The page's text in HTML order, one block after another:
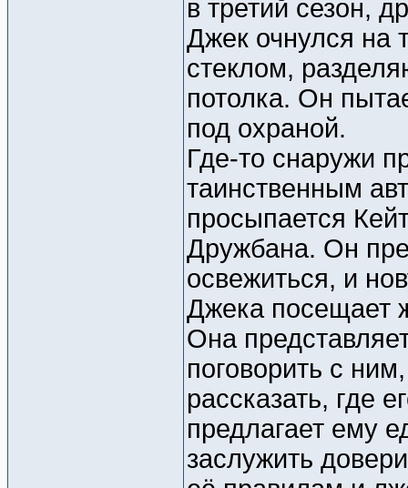
в третий сезон,
Джек очнулся на
стеклом,
потолка. Он
под охраной.
Где-то снаружи
таинственным
просыпается
Дружбана. Он
освежиться, и
Джека посещает
Она
поговорить с
рассказать, где
предлагает ему
заслужить